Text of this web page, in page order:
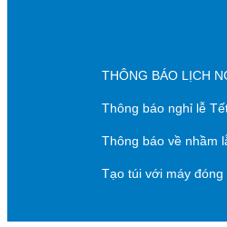
THÔNG BÁO LỊCH
Thông báo nghỉ lễ
Thông báo về nhầm
Tạo túi với máy